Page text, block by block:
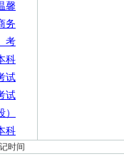
馨
务
考
科
试
试
科
时间